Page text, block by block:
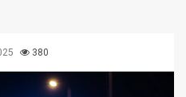
380